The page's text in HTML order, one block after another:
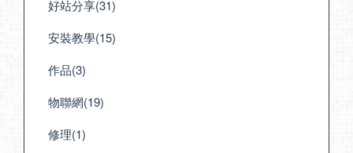
好站分享(31)
安裝教學(15)
作品(3)
物聯網(19)
修理(1)